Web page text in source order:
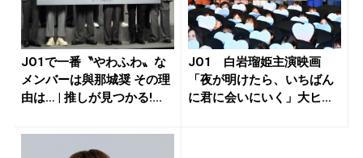
JO1で一番〝やわふわ〟な
メンバーは與那城奨 その理
由は… | 推しが見つかる!...
JO1 白岩瑠姫主演映画
「夜が明けたら、いちばん
に君に会いにいく」大ヒッ